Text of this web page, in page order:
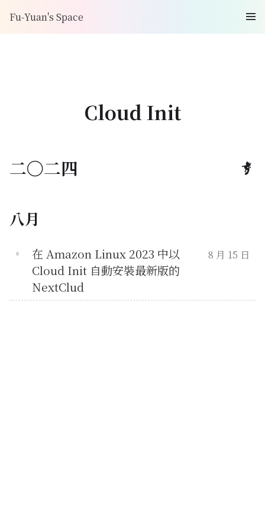
Fu-Yuan's Space
Cloud Init
二〇二四
八月
在 Amazon Linux 2023 中以
Cloud Init 自動安裝最新版的
NextClud
8 月 15 日